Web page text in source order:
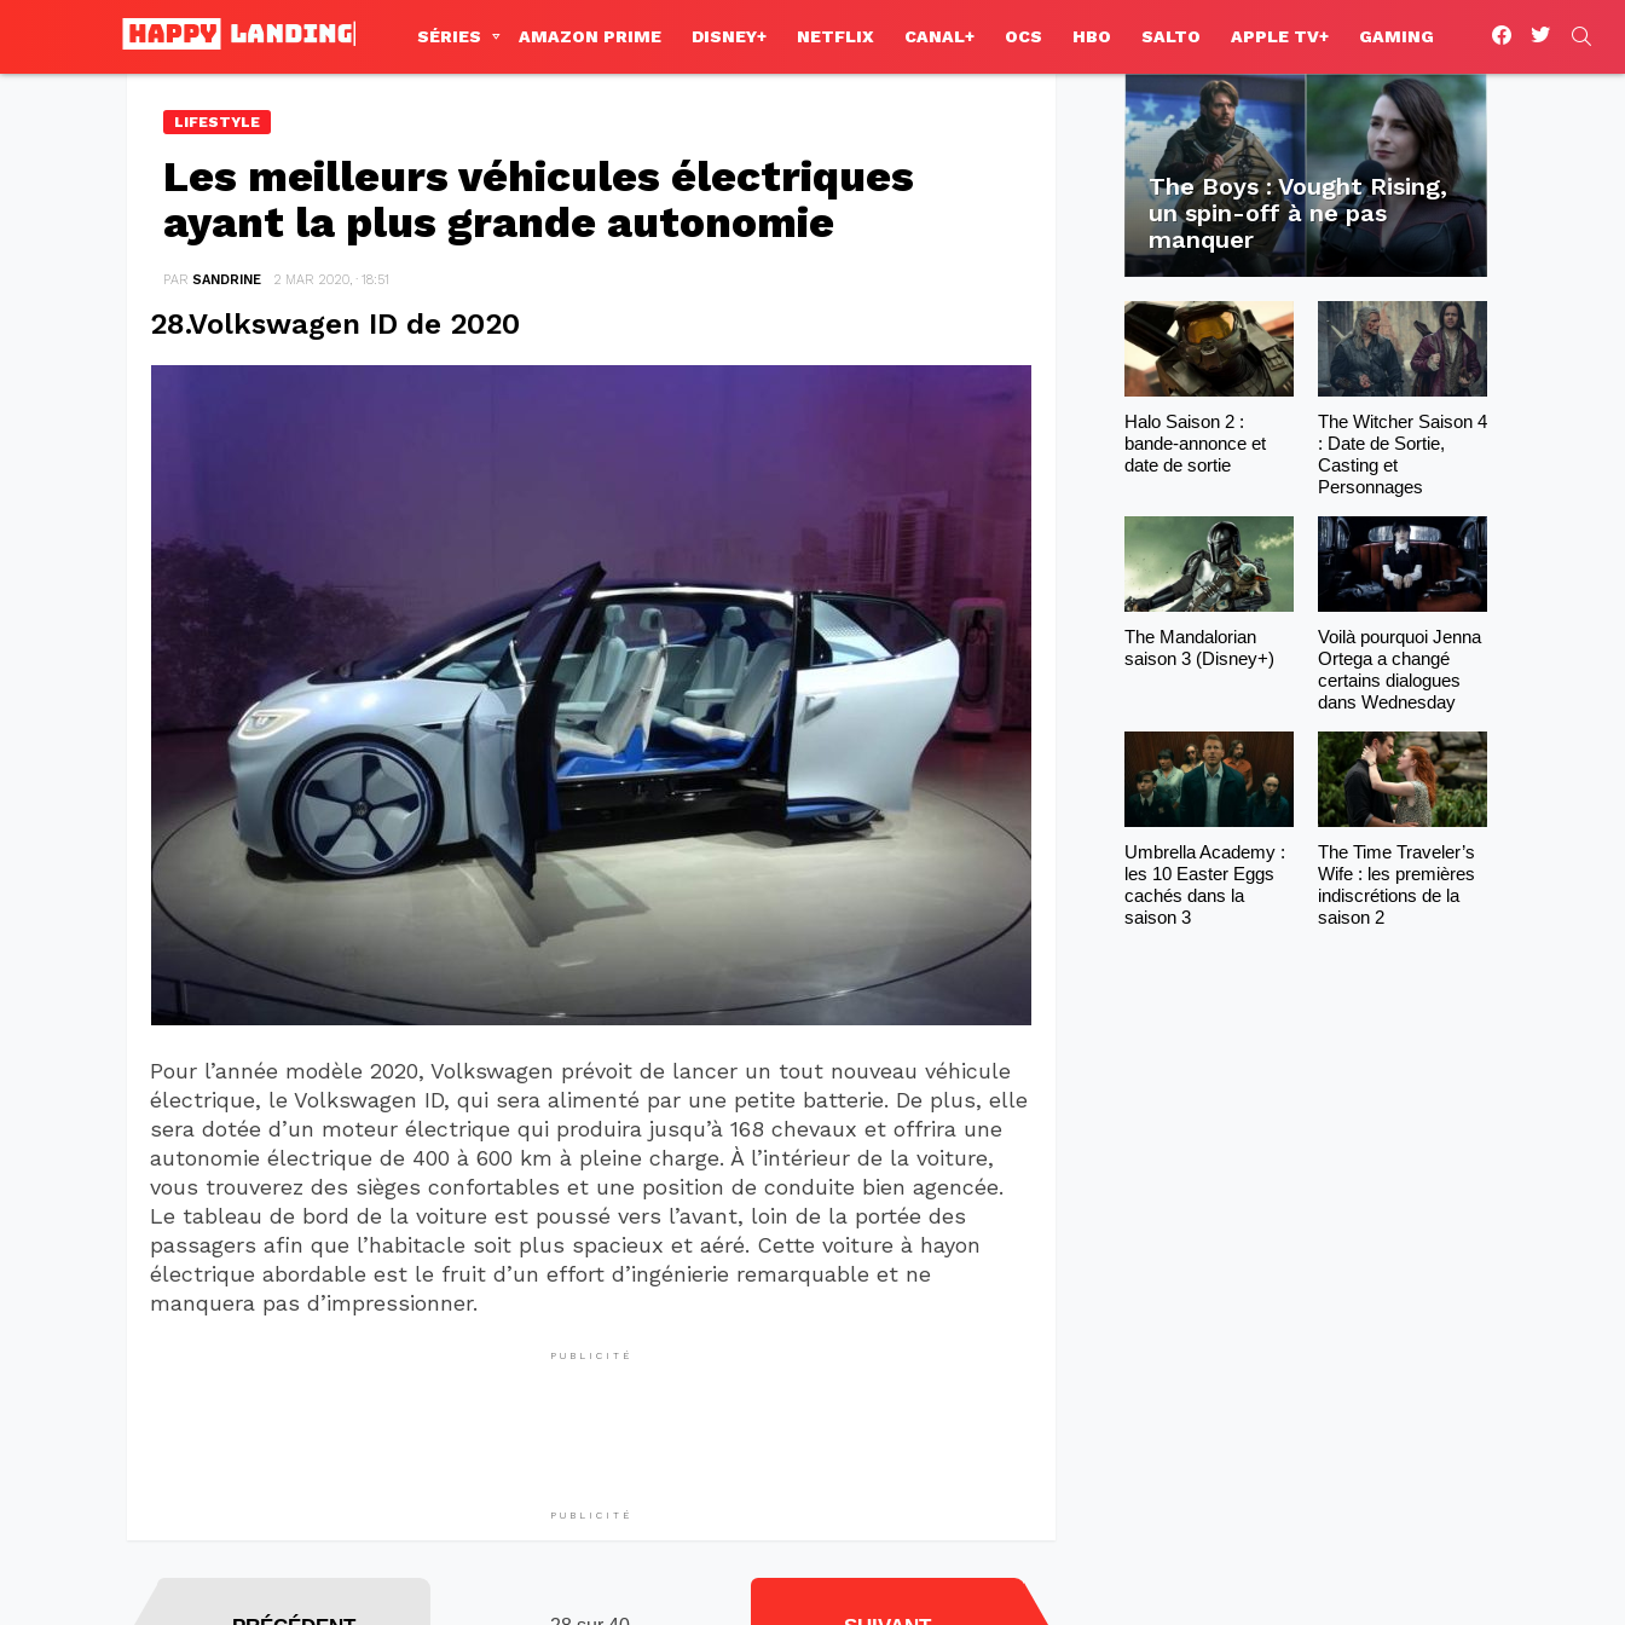
SÉRIES AMAZON PRIME DISNEY+ NETFLIX CANAL+ OCS HBO SALTO APPLE TV+ GAMING
facebooktwitter
LIFESTYLE
Les meilleurs véhicules électriques
ayant la plus grande autonomie
PAR SANDRINE 2 MAR 2020, · 18:51
28.Volkswagen ID de 2020
Pour l’année modèle 2020, Volkswagen prévoit de lancer un tout nouveau véhicule
électrique, le Volkswagen ID, qui sera alimenté par une petite batterie. De plus, elle
sera dotée d’un moteur électrique qui produira jusqu’à 168 chevaux et offrira une
autonomie électrique de 400 à 600 km à pleine charge. À l’intérieur de la voiture,
vous trouverez des sièges confortables et une position de conduite bien agencée.
Le tableau de bord de la voiture est poussé vers l’avant, loin de la portée des
passagers afin que l’habitacle soit plus spacieux et aéré. Cette voiture à hayon
électrique abordable est le fruit d’un effort d’ingénierie remarquable et ne
manquera pas d’impressionner.
PUBLICITÉ
PUBLICITÉ
The Boys : Vought Rising,
un spin-off à ne pas
manquer
Halo Saison 2 :
bande-annonce et
date de sortie
The Witcher Saison 4
: Date de Sortie,
Casting et
Personnages
The Mandalorian
saison 3 (Disney+)
Voilà pourquoi Jenna
Ortega a changé
certains dialogues
dans Wednesday
Umbrella Academy :
les 10 Easter Eggs
cachés dans la
saison 3
The Time Traveler’s
Wife : les premières
indiscrétions de la
saison 2